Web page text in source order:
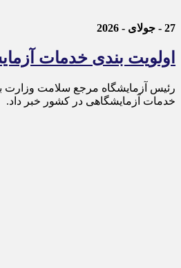
27 - جولای - 2026
اولویت بندی خدمات
رئیس آزمایشگاه مرجع سلامت وزارت
خدمات آزمایشگاهی در کشور خبر داد.